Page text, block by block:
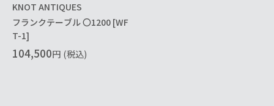
KNOT ANTIQUES
フランクテーブル 〇1200 [WF
T-1]
104,500円 (税込)